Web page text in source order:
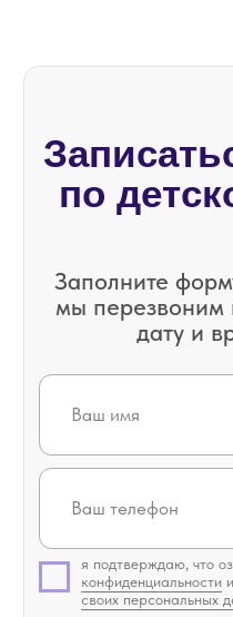
Записаться
по
мы перезвоним и
дату и время